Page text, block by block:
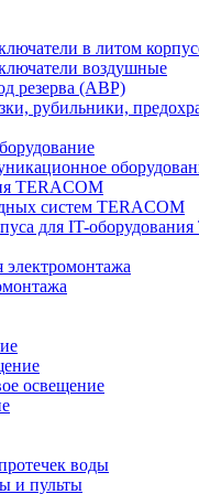
в литом
воздушные
резерва (АВР)
рубильники,
TERACOM
систем TERACOM
для IT-
электромонтажа
освещение
воды
и пульты